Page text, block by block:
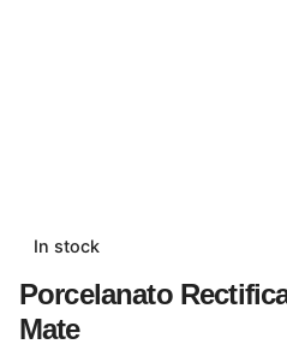
In stock
Porcelanato
Mate